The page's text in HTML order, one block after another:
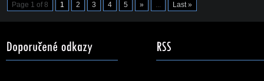
Page 1 of 8 1 2 3 4 5 » ... Last »